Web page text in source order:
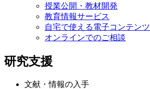
授業公開・教材開発
教育情報サービス
自宅で使える電子コンテンツ
オンラインでのご相談
研究支援
文献・情報の入手